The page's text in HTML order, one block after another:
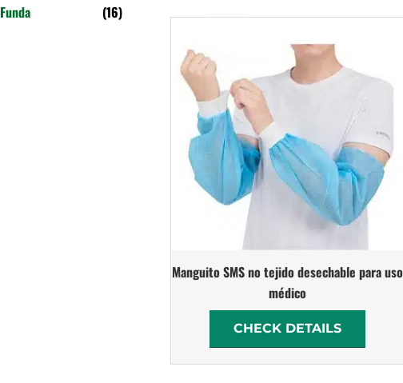
Funda (16)
Manguito SMS no tejido desechable para uso
médico
CHECK DETAILS